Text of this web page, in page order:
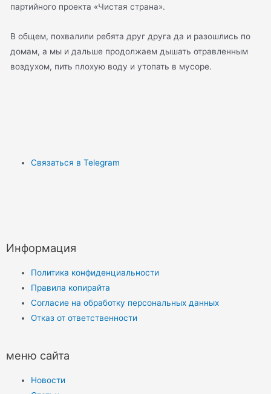
партийного проекта «Чистая страна».
В общем, похвалили ребята друг друга да и разошлись по
домам, а мы и дальше продолжаем дышать отравленным
воздухом, пить плохую воду и утопать в мусоре.
Связаться в Telegram
Информация
Политика конфиденциальности
Правила копирайта
Согласие на обработку персональных данных
Отказ от ответственности
меню сайта
Новости